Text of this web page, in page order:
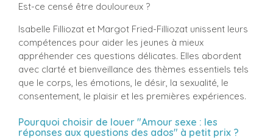
Est-ce censé être douloureux ?
Isabelle Filliozat et Margot Fried-Filliozat unissent leurs
compétences pour aider les jeunes à mieux
appréhender ces questions délicates. Elles abordent
avec clarté et bienveillance des thèmes essentiels tels
que le corps, les émotions, le désir, la sexualité, le
consentement, le plaisir et les premières expériences.
Pourquoi choisir de louer "Amour sexe : les
réponses aux questions des ados" à petit prix ?